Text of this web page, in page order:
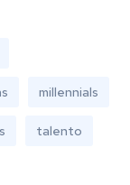
millennials
talento